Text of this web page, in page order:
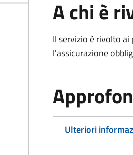
A chi è
Il servizio è rivolto
l'assicurazione
Ulteriori